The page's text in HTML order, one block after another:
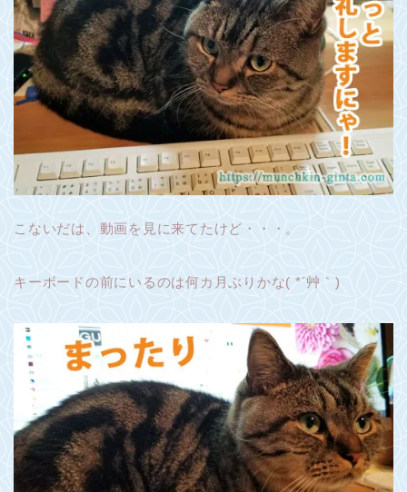
こないだは、動画を見に来てたけど・・・。
キーボードの前にいるのは何カ月ぶりかな( *´艸｀)